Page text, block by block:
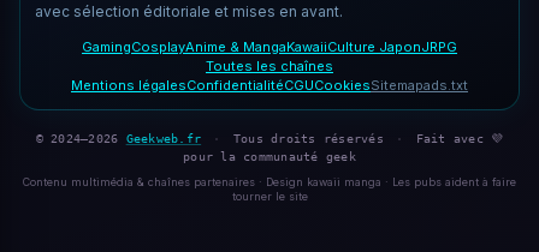
avec sélection éditoriale et mises en avant.
GamingCosplayAnime & MangaKawaiiCulture JaponJRPG
Toutes les chaînes
Mentions légalesConfidentialitéCGUCookiesSitemapads.txt
© 2024–2026 Geekweb.fr · Tous droits réservés ·
Fait avec 💜
pour la communauté geek
Contenu multimédia & chaînes partenaires · Design kawaii manga · Les pubs aident à faire
tourner le site